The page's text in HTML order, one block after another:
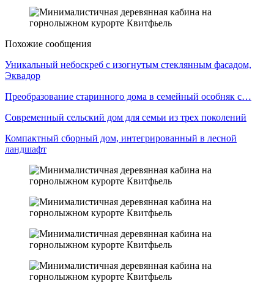
Похожие сообщения
Уникальный небоскреб с изогнутым стеклянным фасадом,
Эквадор
Преобразование старинного дома в семейный особняк с…
Современный сельский дом для семьи из трех поколений
Компактный сборный дом, интегрированный в лесной
ландшафт